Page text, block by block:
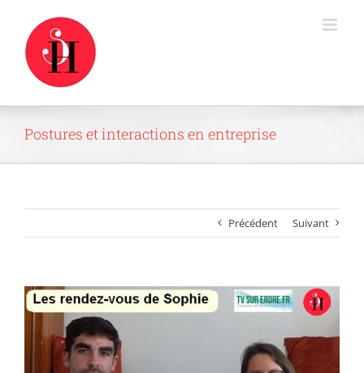
contenu
Postures et interactions en entreprise
Précédent Suivant
Voir
l'image
agrandie